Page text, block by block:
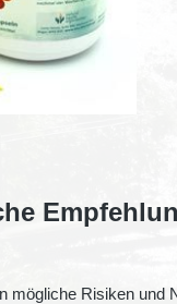
mögliche Risiken und